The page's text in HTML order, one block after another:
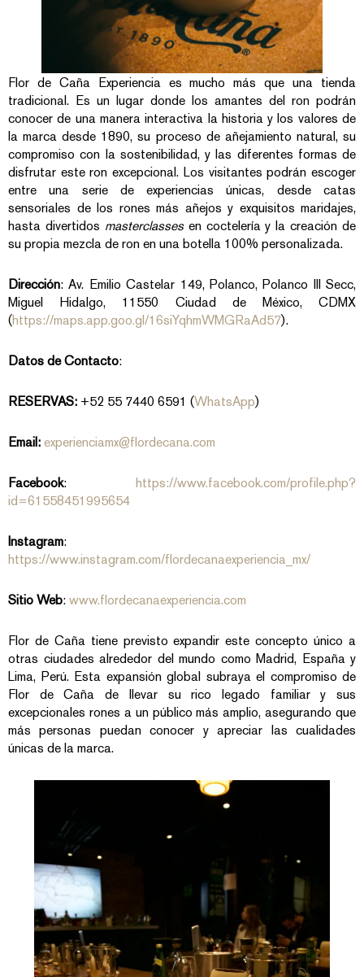
Flor de Caña Experiencia es mucho más que una tienda
tradicional. Es un lugar donde los amantes del ron podrán
conocer de una manera interactiva la historia y los valores de
la marca desde 1890, su proceso de añejamiento natural, su
compromiso con la sostenibilidad, y las diferentes formas de
disfrutar este ron excepcional. Los visitantes podrán escoger
entre una serie de experiencias únicas, desde catas
sensoriales de los rones más añejos y exquisitos maridajes,
hasta divertidos masterclassesen coctelería y la creación de
su propia mezcla de ron en una botella 100% personalizada.
Dirección: Av. Emilio Castelar 149, Polanco, Polanco III Secc,
Miguel Hidalgo, 11550 Ciudad de México, CDMX
(https://maps.app.goo.gl/16siYqhmWMGRaAd57).
Datos de Contacto:
RESERVAS: +52 55 7440 6591 (WhatsApp)
Email: experienciamx@flordecana.com
Facebook: https://www.facebook.com/profile.php?
id=61558451995654
Instagram:
https://www.instagram.com/flordecanaexperiencia_mx/
Sitio Web: www.flordecanaexperiencia.com
Flor de Caña tiene previsto expandir este concepto único a
otras ciudades alrededor del mundo como Madrid, España y
Lima, Perú. Esta expansión global subraya el compromiso de
Flor de Caña de llevar su rico legado familiar y sus
excepcionales rones a un público más amplio, asegurando que
más personas puedan conocer y apreciar las cualidades
únicas de la marca.